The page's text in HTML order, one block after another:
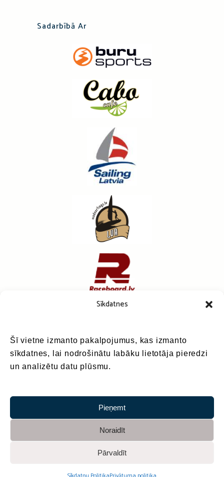
Sīkdatnes
Šī vietne izmanto pakalpojumus, kas izmanto
sīkdatnes, lai nodrošinātu labāku lietotāja pieredzi
un analizētu datu plūsmu.
Pieņemt
Noraidīt
Pārvaldīt
Sadarbībā Ar